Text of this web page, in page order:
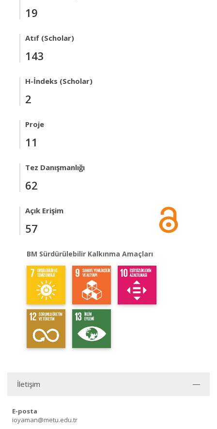
19
Atıf (Scholar)
143
H-İndeks (Scholar)
2
Proje
11
Tez Danışmanlığı
62
Açık Erişim
57
BM Sürdürülebilir Kalkınma Amaçları
İletişim
E-posta
ioyaman@metu.edu.tr